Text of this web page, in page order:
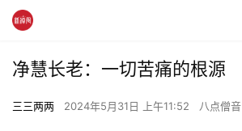
净慧长老：一切苦痛的根源
三三两两 2024年5月31日 上午11:52 八点僧音